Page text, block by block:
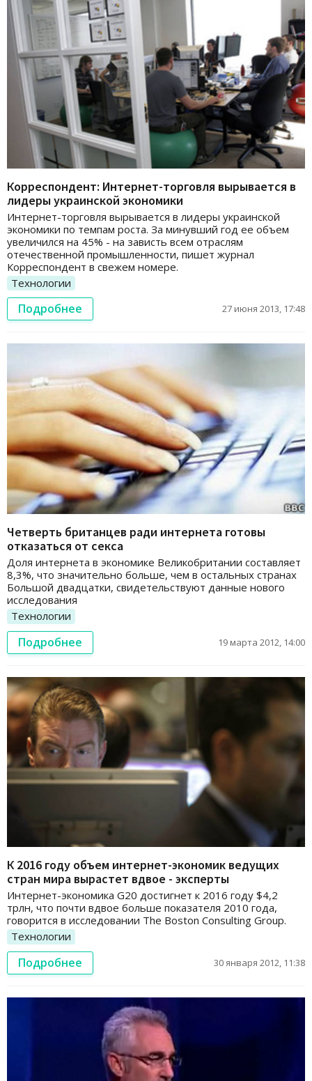
Корреспондент: Интернет-торговля вырывается в
лидеры украинской экономики
Интернет-торговля вырывается в лидеры украинской
экономики по темпам роста. За минувший год ее объем
увеличился на 45% - на зависть всем отраслям
отечественной промышленности, пишет журнал
Корреспондент в свежем номере.
Технологии
Подробнее 27 июня 2013, 17:48
Четверть британцев ради интернета готовы
отказаться от секса
Доля интернета в экономике Великобритании составляет
8,3%, что значительно больше, чем в остальных странах
Большой двадцатки, свидетельствуют данные нового
исследования
Технологии
Подробнее 19 марта 2012, 14:00
К 2016 году объем интернет-экономик ведущих
стран мира вырастет вдвое - эксперты
Интернет-экономика G20 достигнет к 2016 году $4,2
трлн, что почти вдвое больше показателя 2010 года,
говорится в исследовании The Boston Consulting Group.
Технологии
Подробнее 30 января 2012, 11:38